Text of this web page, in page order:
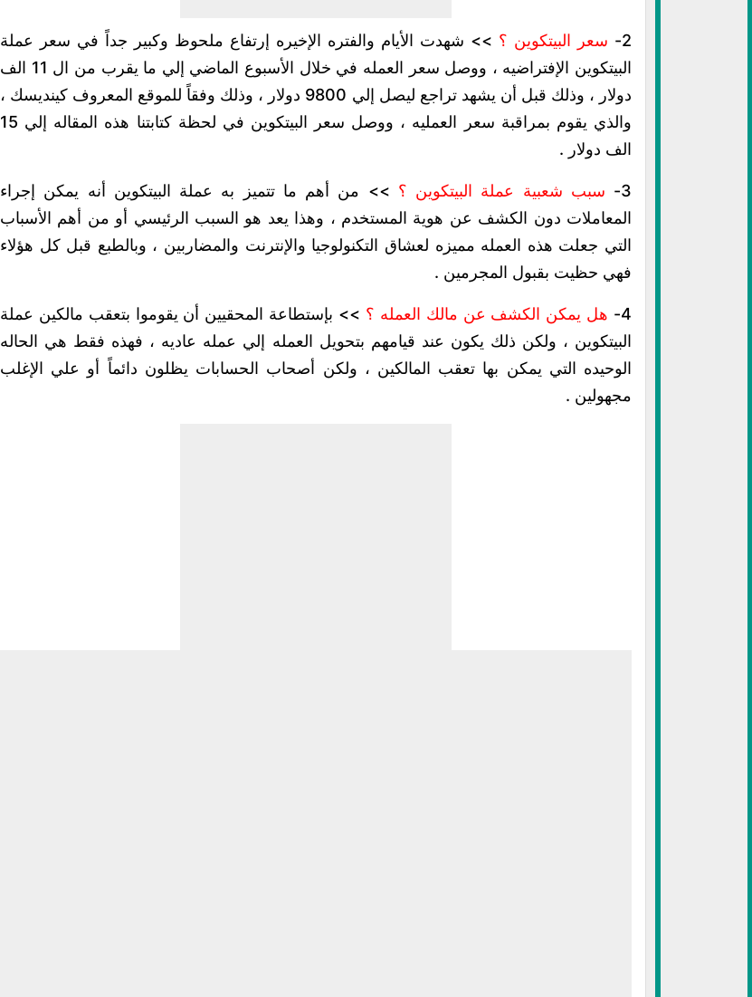
2- سعر البيتكوين ؟ >> شهدت الأيام والفتره الإخيره إرتفاع ملحوظ وكبير جداً في سعر عملة
البيتكوين الإفتراضيه ، ووصل سعر العمله في خلال الأسبوع الماضي إلي ما يقرب من ال 11 الف
دولار ، وذلك قبل أن يشهد تراجع ليصل إلي 9800 دولار ، وذلك وفقاً للموقع المعروف كينديسك ،
والذي يقوم بمراقبة سعر العمليه ، ووصل سعر البيتكوين في لحظة كتابتنا هذه المقاله إلي 15
الف دولار .
3- سبب شعبية عملة البيتكوين ؟ >> من أهم ما تتميز به عملة البيتكوين أنه يمكن إجراء
المعاملات دون الكشف عن هوية المستخدم ، وهذا يعد هو السبب الرئيسي أو من أهم الأسباب
التي جعلت هذه العمله مميزه لعشاق التكنولوجيا والإنترنت والمضاربين ، وبالطبع قبل كل هؤلاء
فهي حظيت بقبول المجرمين .
4- هل يمكن الكشف عن مالك العمله ؟ >> بإستطاعة المحقيين أن يقوموا بتعقب مالكين عملة
البيتكوين ، ولكن ذلك يكون عند قيامهم بتحويل العمله إلي عمله عاديه ، فهذه فقط هي الحاله
الوحيده التي يمكن بها تعقب المالكين ، ولكن أصحاب الحسابات يظلون دائماً أو علي الإغلب
مجهولين .